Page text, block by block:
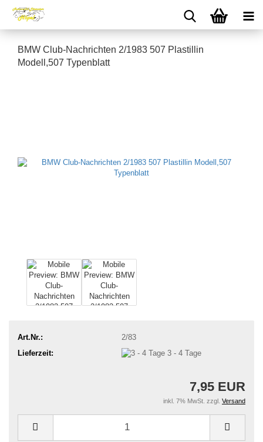
BMW Club-Nachrichten 2/1983 507 Plastillin
Modell,507 Typenblatt
Art.Nr.:
2/83
Lieferzeit:
3 - 4 Tage
7,95 EUR
inkl. 7% MwSt. zzgl. Versand